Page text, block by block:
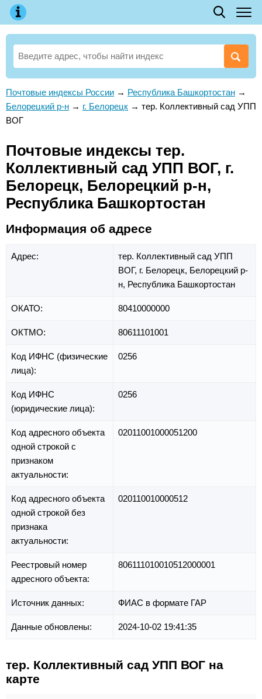
Почтовые индексы России → Республика Башкортостан →
Белорецкий р-н → г. Белорецк → тер. Коллективный сад УПП
ВОГ
Почтовые индексы тер.
Коллективный сад УПП ВОГ, г.
Белорецк, Белорецкий р-н,
Республика Башкортостан
Информация об адресе
Адрес:
тер. Коллективный сад УПП
ВОГ, г. Белорецк, Белорецкий р-
н, Республика Башкортостан
ОКАТО: 80410000000
ОКТМО: 80611101001
Код ИФНС (физические
лица):
0256
Код ИФНС
(юридические лица):
0256
Код адресного объекта
одной строкой с
признаком
актуальности:
02011001000051200
Код адресного объекта
одной строкой без
признака
актуальности:
020110010000512
Реестровый номер
адресного объекта:
806111010010512000001
Источник данных: ФИАС в формате ГАР
Данные обновлены: 2024-10-02 19:41:35
тер. Коллективный сад УПП ВОГ на
карте